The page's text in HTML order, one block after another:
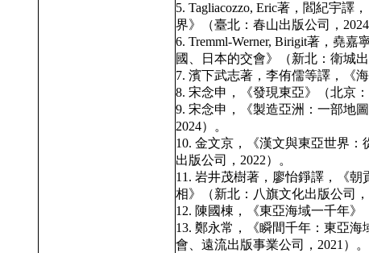
5. Tagliacozzo, Eric著，閻紀宇譯
界》（臺北：春山出版公司，2024
6. Tremml-Werner, Birigit著，堯
國、日本的交會》（新北：衛城出
7. 濱下武志著，李侑儒等譯，《
8. 宋念申，《發現東亞》（北京
9. 宋念申，《製造亞洲：一部地
2024）。
10. 金文京，《漢文與東亞世界
出版公司，2022）。
11. 岩井茂樹著，廖怡錚譯，《
相》（新北：八旗文化出版公司，
12. 陳國棟，《東亞海域一千年》
13. 鄭永常，《瞬間千年：東亞
會、遠流出版事業公司，2021）。